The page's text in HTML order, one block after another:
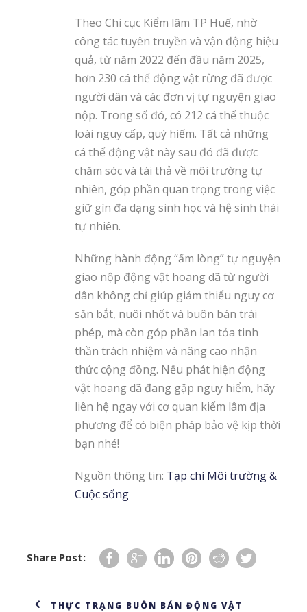
Theo Chi cục Kiểm lâm TP Huế, nhờ
công tác tuyên truyền và vận động hiệu
quả, từ năm 2022 đến đầu năm 2025,
hơn 230 cá thể động vật rừng đã được
người dân và các đơn vị tự nguyện giao
nộp. Trong số đó, có 212 cá thể thuộc
loài nguy cấp, quý hiếm. Tất cả những
cá thể động vật này sau đó đã được
chăm sóc và tái thả về môi trường tự
nhiên, góp phần quan trọng trong việc
giữ gìn đa dạng sinh học và hệ sinh thái
tự nhiên.
Những hành động “ấm lòng” tự nguyện
giao nộp động vật hoang dã từ người
dân không chỉ giúp giảm thiểu nguy cơ
săn bắt, nuôi nhốt và buôn bán trái
phép, mà còn góp phần lan tỏa tinh
thần trách nhiệm và nâng cao nhận
thức cộng đồng. Nếu phát hiện động
vật hoang dã đang gặp nguy hiểm, hãy
liên hệ ngay với cơ quan kiểm lâm địa
phương để có biện pháp bảo vệ kịp thời
bạn nhé!
Nguồn thông tin: Tạp chí Môi trường &
Cuộc sống
Share Post:
THỰC TRẠNG BUÔN BÁN ĐỘNG VẬT